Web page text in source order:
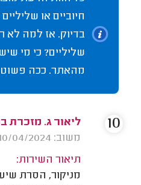
חיוביים או
בדיוק. אז למה לא
שליליים? כי מי
מהאתר. ככה
ליאור ג. מזכרת
משוב: 10/04/2024
תיאור השירות:
מניקור, הסרת
10